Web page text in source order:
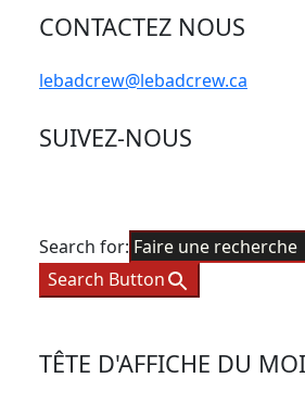
CONTACTEZ NOUS
lebadcrew@lebadcrew.ca
SUIVEZ-NOUS
Search for:
Search Button
TÊTE D'AFFICHE DU